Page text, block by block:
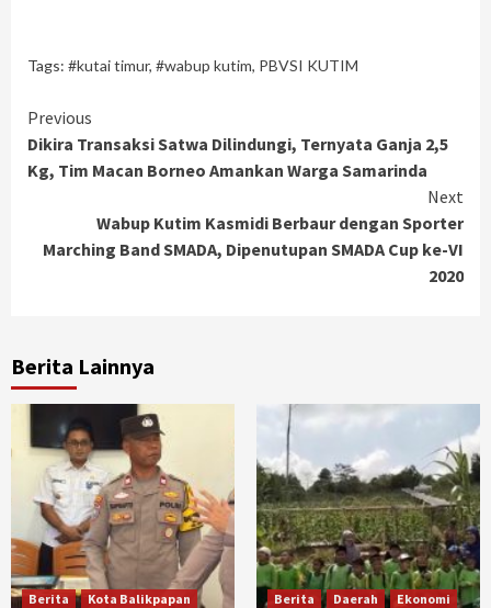
Tags: #kutai timur, #wabup kutim, PBVSI KUTIM
Continue
Reading
Previous
Dikira Transaksi Satwa Dilindungi, Ternyata Ganja 2,5
Kg, Tim Macan Borneo Amankan Warga Samarinda
Next
Wabup Kutim Kasmidi Berbaur dengan Sporter
Marching Band SMADA, Dipenutupan SMADA Cup ke-VI
2020
Berita Lainnya
Berita
Kota Balikpapan
Berita Daerah
Ekonomi